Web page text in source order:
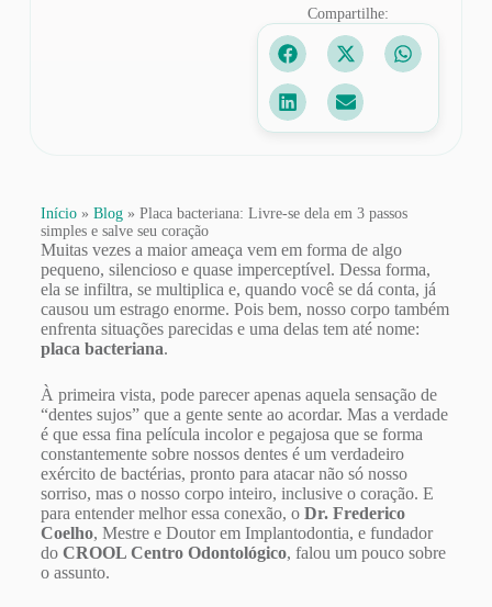
Compartilhe:
Início» Blog» Placa bacteriana: Livre-se dela em 3 passos
simples e salve seu coração
Muitas vezes a maior ameaça vem em forma de algo
pequeno, silencioso e quase imperceptível. Dessa forma,
ela se infiltra, se multiplica e, quando você se dá conta, já
causou um estrago enorme. Pois bem, nosso corpo também
enfrenta situações parecidas e uma delas tem até nome:
placa bacteriana.
À primeira vista, pode parecer apenas aquela sensação de
“dentes sujos” que a gente sente ao acordar. Mas a verdade
é que essa fina película incolor e pegajosa que se forma
constantemente sobre nossos dentes é um verdadeiro
exército de bactérias, pronto para atacar não só nosso
sorriso, mas o nosso corpo inteiro, inclusive o coração. E
para entender melhor essa conexão, o Dr. Frederico
Coelho, Mestre e Doutor em Implantodontia, e fundador
do CROOL Centro Odontológico, falou um pouco sobre
o assunto.